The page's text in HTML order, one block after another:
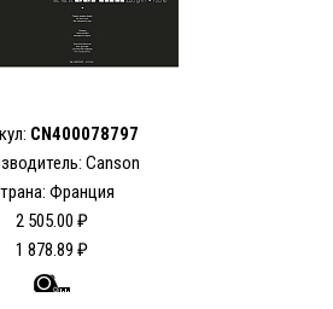
CN400078797
Canson
Франция
2 505.00 ₽
1 878.89 ₽